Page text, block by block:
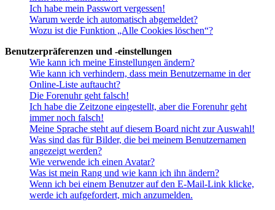
Ich habe mein Passwort vergessen!
Warum werde ich automatisch abgemeldet?
Wozu ist die Funktion „Alle Cookies löschen“?
Benutzerpräferenzen und -einstellungen
Wie kann ich meine Einstellungen ändern?
Wie kann ich verhindern, dass mein Benutzername in der
Online-Liste auftaucht?
Die Forenuhr geht falsch!
Ich habe die Zeitzone eingestellt, aber die Forenuhr geht
immer noch falsch!
Meine Sprache steht auf diesem Board nicht zur Auswahl!
Was sind das für Bilder, die bei meinem Benutzernamen
angezeigt werden?
Wie verwende ich einen Avatar?
Was ist mein Rang und wie kann ich ihn ändern?
Wenn ich bei einem Benutzer auf den E-Mail-Link klicke,
werde ich aufgefordert, mich anzumelden.